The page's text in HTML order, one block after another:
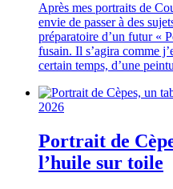
Après mes portraits de
envie de passer à des
préparatoire d’un futur «
fusain. Il s’agira comme
certain temps, d’une
2026
Portrait de
l’huile sur toile